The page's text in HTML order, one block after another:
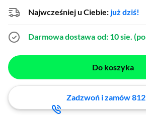
Najwcześniej u Ciebie: już dziś!
Darmowa dostawa od: 10 sie.
Do koszyka
Zadzwoń i zamów